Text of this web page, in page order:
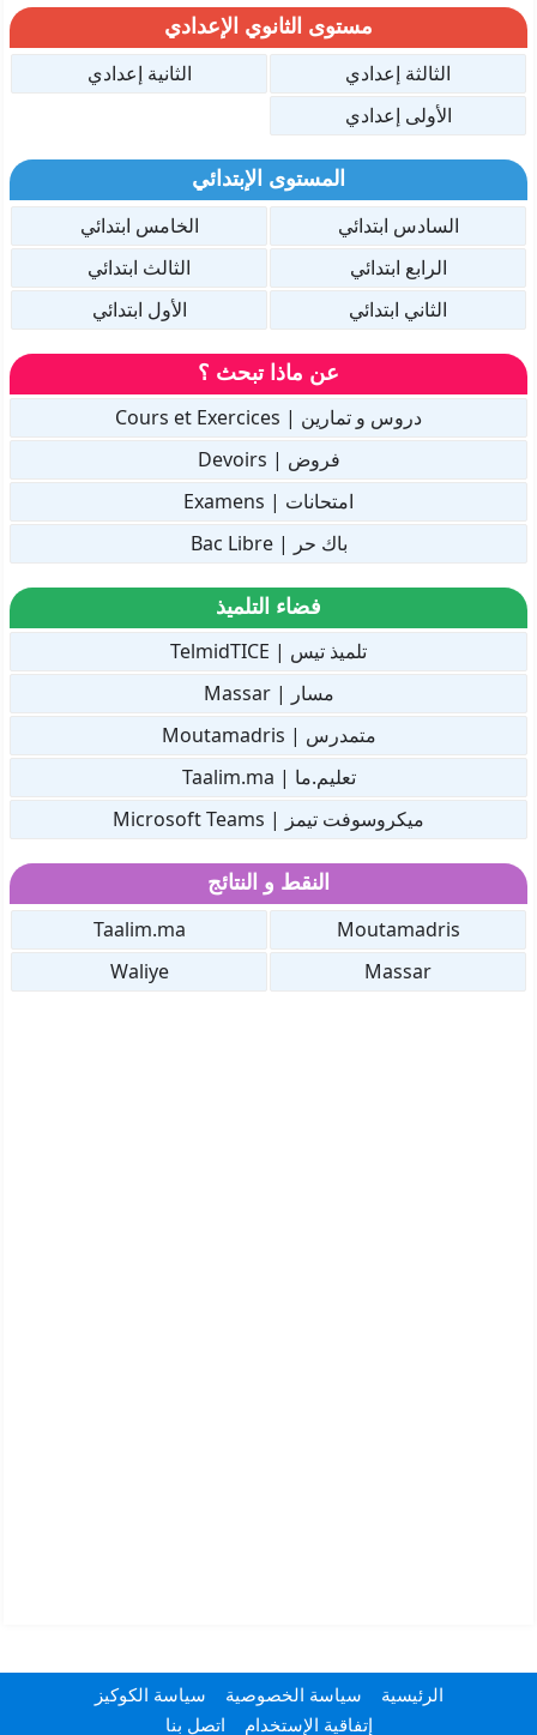
مستوى الثانوي الإعدادي
الثالثة إعدادي
الثانية إعدادي
الأولى إعدادي
المستوى الإبتدائي
السادس ابتدائي
الخامس ابتدائي
الرابع ابتدائي
الثالث ابتدائي
الثاني ابتدائي
الأول ابتدائي
عن ماذا تبحث ؟
دروس و تمارين | Cours et Exercices
فروض | Devoirs
امتحانات | Examens
باك حر | Bac Libre
فضاء التلميذ
تلميذ تيس | TelmidTICE
مسار | Massar
متمدرس | Moutamadris
تعليم.ما | Taalim.ma
ميكروسوفت تيمز | Microsoft Teams
النقط و النتائج
Moutamadris
Taalim.ma
Massar
Waliye
الرئيسية سياسة الخصوصية
سياسة الكوكيز
إتفاقية الإستخدام
اتصل بنا